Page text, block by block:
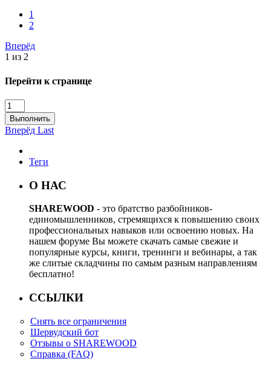
1
2
Вперёд
1 из 2
Перейти к странице
Выполнить
Вперёд Last
Теги
О НАС
SHAREWOOD - это братство разбойников-
единомышленников, стремящихся к повышению своих
профессиональных навыков или освоению новых. На
нашем форуме Вы можете скачать самые свежие и
популярные курсы, книги, тренинги и вебинары, а так
же слитые складчины по самым разным направлениям
бесплатно!
ССЫЛКИ
Снять все ограничения
Шервудский бот
Отзывы о SHAREWOOD
Справка (FAQ)